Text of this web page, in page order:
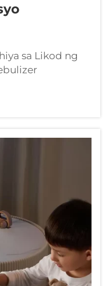
sa Likod ng
Dispersion
ang talagang
ng mga
ng amoy.